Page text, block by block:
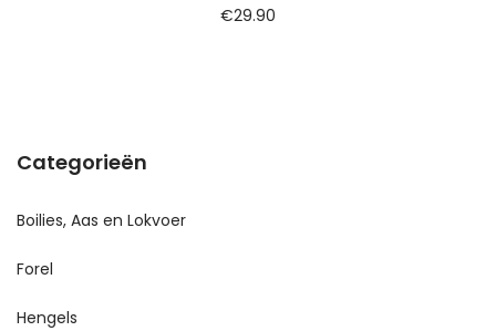
€29.90
Categorieën
Boilies, Aas en Lokvoer
Forel
Hengels